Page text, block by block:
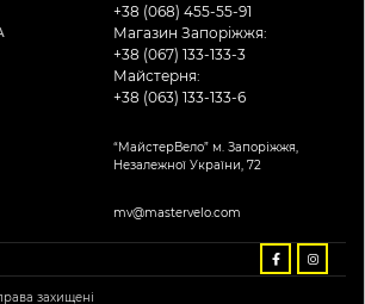
+38 (068) 455-55-91
Магазин Запоріжжя:
+38 (067) 133-133-3
Майстерня:
+38 (063) 133-133-6
“МайстерВело” м. Запоріжжя,
Незалежної України, 72
mv@mastervelo.com
захищені